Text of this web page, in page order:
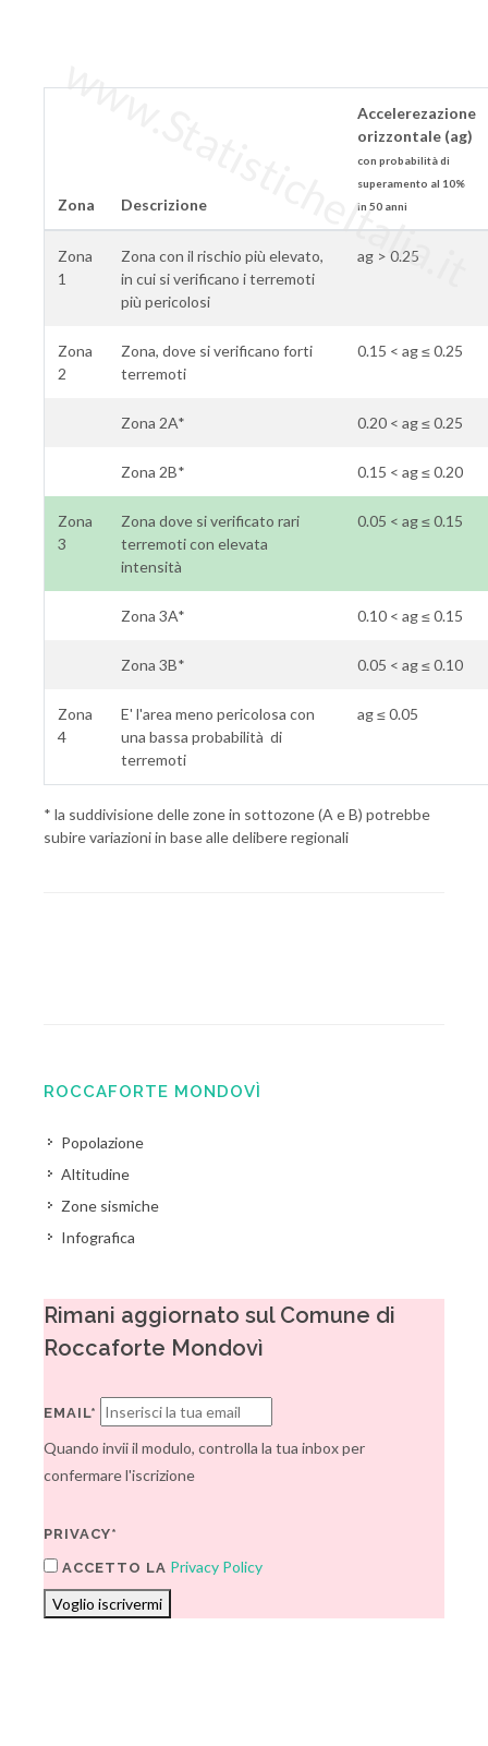
Zona Descrizione
Accelerezazione
orizzontale (ag)
con probabilità di
superamento al 10%
in 50 anni
Zona
1
Zona con il rischio più elevato,
in cui si verificano i terremoti
più pericolosi
ag > 0.25
Zona
2
Zona, dove si verificano forti
terremoti
0.15 < ag ≤ 0.25
Zona 2A* 0.20 < ag ≤ 0.25
Zona 2B* 0.15 < ag ≤ 0.20
Zona
3
Zona dove si verificato rari
terremoti con elevata
intensità
0.05 < ag ≤ 0.15
Zona 3A* 0.10 < ag ≤ 0.15
Zona 3B* 0.05 < ag ≤ 0.10
Zona
4
E' l'area meno pericolosa con
una bassa probabilità di
terremoti
ag ≤ 0.05
www.StatisticheItalia.it
* la suddivisione delle zone in sottozone (A e B) potrebbe
subire variazioni in base alle delibere regionali
ROCCAFORTE MONDOVÌ
Popolazione
Altitudine
Zone sismiche
Infografica
Rimani aggiornato sul Comune di
Roccaforte Mondovì
EMAIL*
Quando invii il modulo, controlla la tua inbox per
confermare l'iscrizione
PRIVACY*
ACCETTO LA Privacy Policy
Voglio iscrivermi